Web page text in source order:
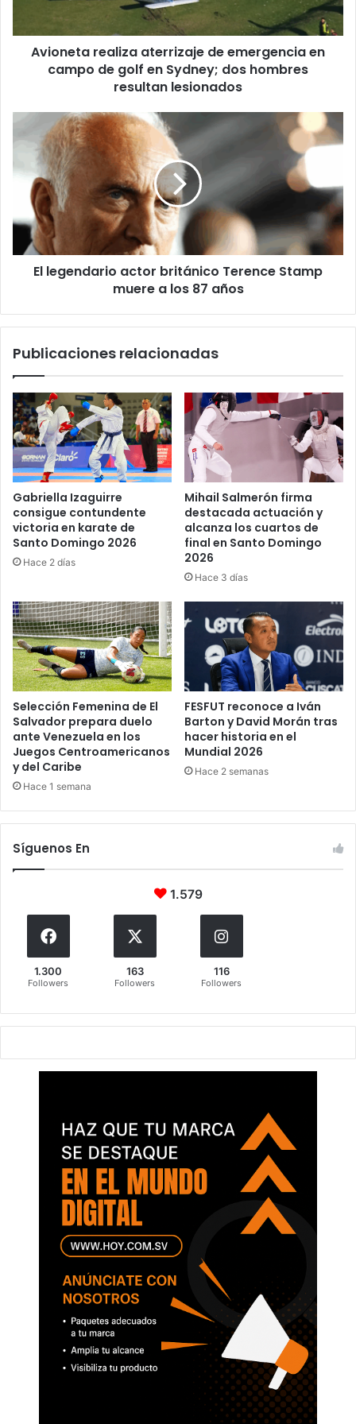
golf
Sydney;
lesionados
Avioneta realiza aterrizaje de emergencia en
campo de golf en Sydney; dos hombres
resultan lesionados
legendario
actor
británico
Terence
Stamp
muere
los
El legendario actor británico Terence Stamp
muere a los 87 años
Publicaciones relacionadas
Gabriella Izaguirre
consigue contundente
victoria en karate de
Santo Domingo 2026
Hace 2 días
Mihail Salmerón firma
destacada actuación y
alcanza los cuartos de
final en Santo Domingo
2026
Hace 3 días
Selección Femenina de El
Salvador prepara duelo
ante Venezuela en los
Juegos Centroamericanos
y del Caribe
Hace 1 semana
FESFUT reconoce a Iván
Barton y David Morán tras
hacer historia en el
Mundial 2026
Hace 2 semanas
Síguenos En
1.579
1.300
Followers
163
Followers
116
Followers